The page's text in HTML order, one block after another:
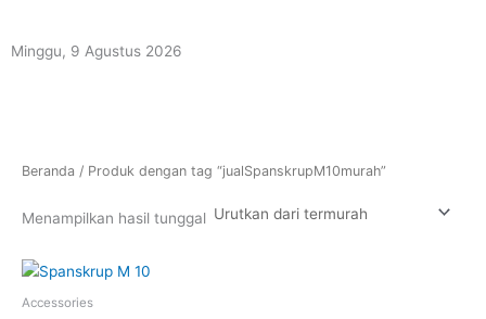
Minggu, 9 Agustus 2026
Beranda / Produk dengan tag “jualSpanskrupM10murah”
Menampilkan hasil tunggal
Accessories